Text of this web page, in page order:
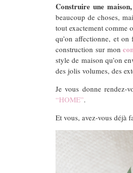
Construire une
beaucoup de choses,
tout exactement comme
qu’on affectionne, et
construction sur mon
style de maison qu’on
des jolis volumes, des
Je vous donne rendez-
“HOME”.
Et vous, avez-vous déjà